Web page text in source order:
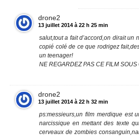
drone2
13 juillet 2014 à 22 h 25 min
salut,tout a fait d’accord,on dirait un
copié colé de ce que rodrigez
un teenager!
NE REGARDEZ PAS CE FILM
drone2
13 juillet 2014 à 22 h 32 min
ps:messieurs,un film merdique est
narcissique en mettant des texte
cerveaux de zombies